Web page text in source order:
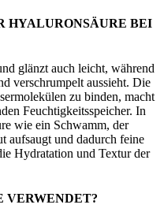
HYALURONSÄURE BEI
glänzt auch leicht, während
verschrumpelt aussieht. Die
zu binden, macht
Feuchtigkeitsspeicher. In
wie ein Schwamm, der
aufsaugt und dadurch feine
Hydratation und Textur der
VERWENDET?